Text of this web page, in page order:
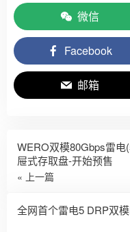
微信
Facebook
邮箱
WERO双模80Gbps雷
屉式存取盘-开始预售
« 上一篇
全网首个雷电5 DRP双